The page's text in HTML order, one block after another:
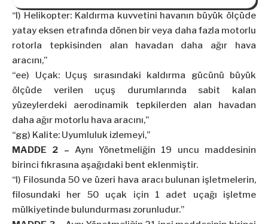
“l) Helikopter: Kaldırma kuvvetini havanın büyük ölçüde
yatay eksen etrafında dönen bir veya daha fazla motorlu
rotorla tepkisinden alan havadan daha ağır hava
aracını,”
“ee) Uçak: Uçuş sırasındaki kaldırma gücünü büyük
ölçüde verilen uçuş durumlarında sabit kalan
yüzeylerdeki aerodinamik tepkilerden alan havadan
daha ağır motorlu hava aracını,”
“gg) Kalite: Uyumluluk izlemeyi,”
MADDE 2 – Aynı Yönetmeliğin 19 uncu maddesinin
birinci fıkrasına aşağıdaki bent eklenmiştir.
“l) Filosunda 50 ve üzeri hava aracı bulunan işletmelerin,
filosundaki her 50 uçak için 1 adet uçağı işletme
mülkiyetinde bulundurması zorunludur.”